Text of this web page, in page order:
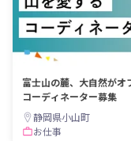
富士山の麓、大自然がオ
コーディネーター募集
静岡県小山町
お仕事